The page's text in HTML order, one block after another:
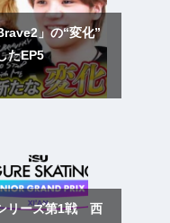
」の“変化”
たEP5
リーズ第1戦 西